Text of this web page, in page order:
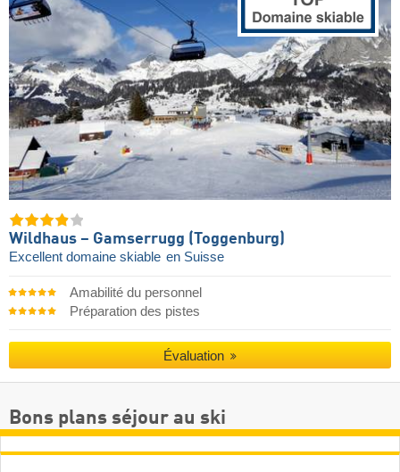
Wildhaus – Gamserrugg (Toggenburg)
Excellent domaine skiable en Suisse
Amabilité du personnel
Préparation des pistes
Évaluation
Bons plans séjour au ski